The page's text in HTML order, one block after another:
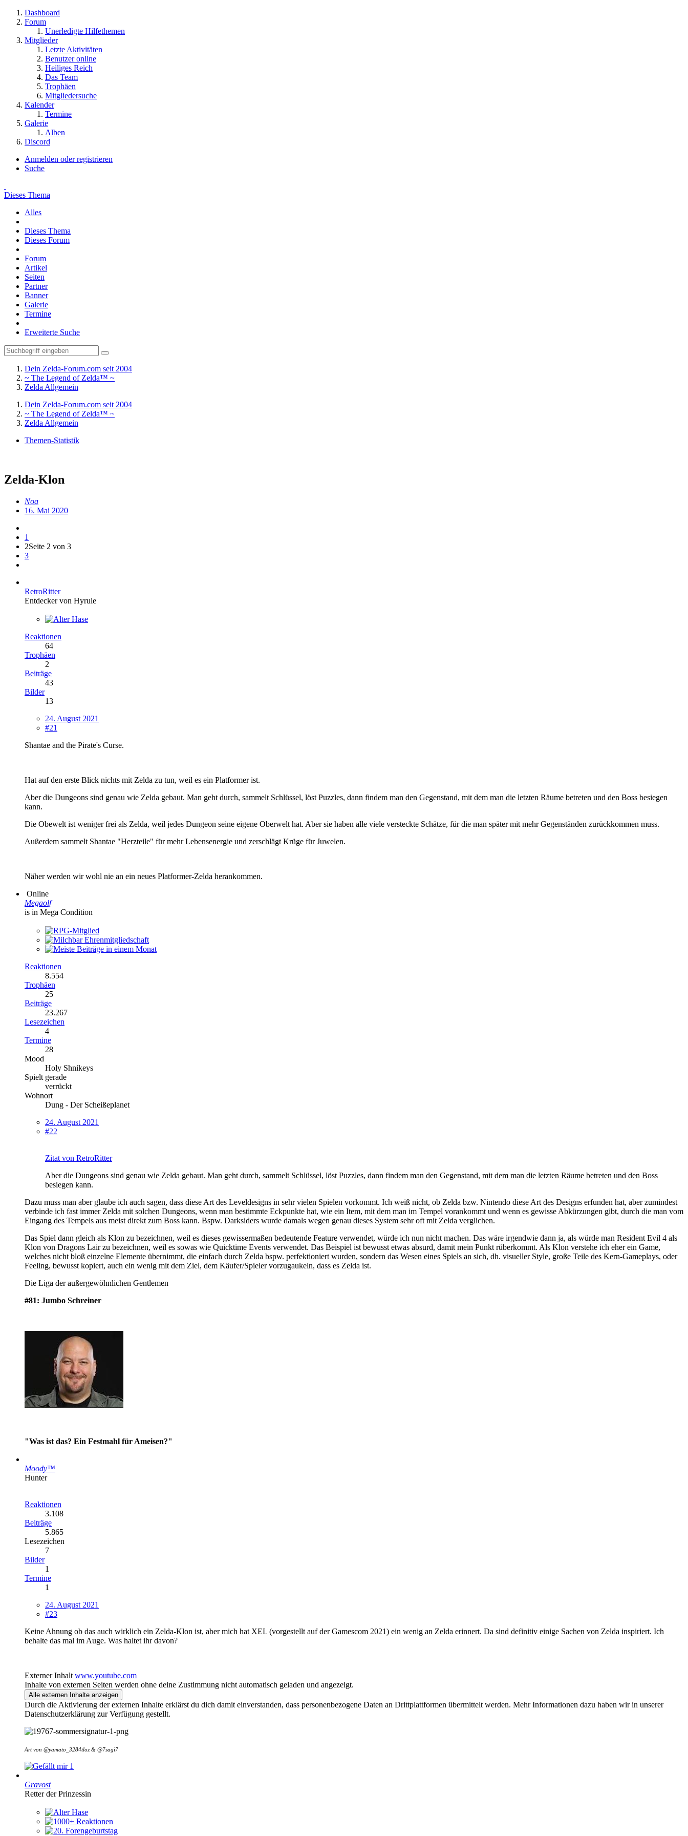
Dashboard
Forum
Unerledigte Hilfethemen
Mitglieder
Letzte Aktivitäten
Benutzer online
Heiliges Reich
Das Team
Trophäen
Mitgliedersuche
Kalender
Termine
Galerie
Alben
Discord
Anmelden oder registrieren
Suche
Dieses Thema
Alles
Dieses Thema
Dieses Forum
Forum
Artikel
Seiten
Partner
Banner
Galerie
Termine
Erweiterte Suche
Dein Zelda-Forum.com seit 2004
~ The Legend of Zelda™ ~
Zelda Allgemein
Dein Zelda-Forum.com seit 2004
~ The Legend of Zelda™ ~
Zelda Allgemein
Themen-Statistik
Zelda-Klon
Noa
16. Mai 2020
1
2Seite 2 von 3
3
RetroRitter
Entdecker von Hyrule
Reaktionen
64
Trophäen
2
Beiträge
43
Bilder
13
24. August 2021
#21
Shantae and the Pirate's Curse.
Hat auf den erste Blick nichts mit Zelda zu tun, weil es ein Platformer ist.
Aber die Dungeons sind genau wie Zelda gebaut. Man geht durch, sammelt Schlüssel, löst Puzzles, dann findem man den Gegenstand, mit dem man die letzten Räume betreten und den Boss besiegen
kann.
Die Obewelt ist weniger frei als Zelda, weil jedes Dungeon seine eigene Oberwelt hat. Aber sie haben alle viele versteckte Schätze, für die man später mit mehr Gegenständen zurückkommen muss.
Außerdem sammelt Shantae "Herzteile" für mehr Lebensenergie und zerschlägt Krüge für Juwelen.
Näher werden wir wohl nie an ein neues Platformer-Zelda herankommen.
Online
Megaolf
is in Mega Condition
Reaktionen
8.554
Trophäen
25
Beiträge
23.267
Lesezeichen
4
Termine
28
Mood
Holy Shnikeys
Spielt gerade
verrückt
Wohnort
Dung - Der Scheißeplanet
24. August 2021
#22
Zitat von RetroRitter
Aber die Dungeons sind genau wie Zelda gebaut. Man geht durch, sammelt Schlüssel, löst Puzzles, dann findem man den Gegenstand, mit dem man die letzten Räume betreten und den Boss
besiegen kann.
Dazu muss man aber glaube ich auch sagen, dass diese Art des Leveldesigns in sehr vielen Spielen vorkommt. Ich weiß nicht, ob Zelda bzw. Nintendo diese Art des Designs erfunden hat, aber zumindest
verbinde ich fast immer Zelda mit solchen Dungeons, wenn man bestimmte Eckpunkte hat, wie ein Item, mit dem man im Tempel vorankommt und wenn es gewisse Abkürzungen gibt, durch die man vom
Eingang des Tempels aus meist direkt zum Boss kann. Bspw. Darksiders wurde damals wegen genau dieses System sehr oft mit Zelda verglichen.
Das Spiel dann gleich als Klon zu bezeichnen, weil es dieses gewissermaßen bedeutende Feature verwendet, würde ich nun nicht machen. Das wäre irgendwie dann ja, als würde man Resident Evil 4 als
Klon von Dragons Lair zu bezeichnen, weil es sowas wie Quicktime Events verwendet. Das Beispiel ist bewusst etwas absurd, damit mein Punkt rüberkommt. Als Klon verstehe ich eher ein Game,
welches nicht bloß einzelne Elemente übernimmt, die einfach durch Zelda bspw. perfektioniert wurden, sondern das Wesen eines Spiels an sich, dh. visueller Style, große Teile des Kern-Gameplays, oder
Feeling, bewusst kopiert, auch ein wenig mit dem Ziel, dem Käufer/Spieler vorzugaukeln, dass es Zelda ist.
Die Liga der außergewöhnlichen Gentlemen
#81: Jumbo Schreiner
"Was ist das? Ein Festmahl für Ameisen?"
Moody™
Hunter
Reaktionen
3.108
Beiträge
5.865
Lesezeichen
7
Bilder
1
Termine
1
24. August 2021
#23
Keine Ahnung ob das auch wirklich ein Zelda-Klon ist, aber mich hat XEL (vorgestellt auf der Gamescom 2021) ein wenig an Zelda erinnert. Da sind definitiv einige Sachen von Zelda inspiriert. Ich
behalte das mal im Auge. Was haltet ihr davon?
Externer Inhalt www.youtube.com
Inhalte von externen Seiten werden ohne deine Zustimmung nicht automatisch geladen und angezeigt.
Alle externen Inhalte anzeigen
Durch die Aktivierung der externen Inhalte erklärst du dich damit einverstanden, dass personenbezogene Daten an Drittplattformen übermittelt werden. Mehr Informationen dazu haben wir in unserer
Datenschutzerklärung zur Verfügung gestellt.
Art von @yamato_3284tloz & @7sagi7
1
Gravost
Retter der Prinzessin